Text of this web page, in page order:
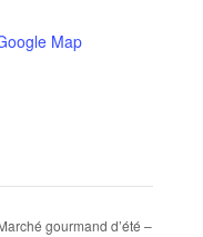
Map
gourmand d’été –